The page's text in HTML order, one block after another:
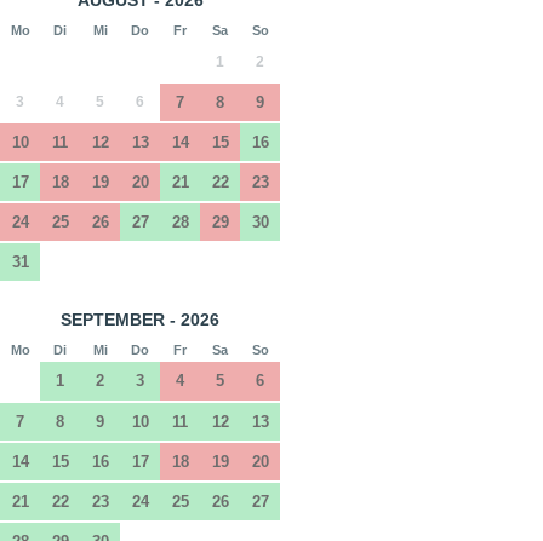
Mo Di Mi Do Fr Sa So
1 2
3 4 5 6 7 8 9
10 11 12 13 14 15 16
17 18 19 20 21 22 23
24 25 26 27 28 29 30
31
SEPTEMBER - 2026
Mo Di Mi Do Fr Sa So
1 2 3 4 5 6
7 8 9 10 11 12 13
14 15 16 17 18 19 20
21 22 23 24 25 26 27